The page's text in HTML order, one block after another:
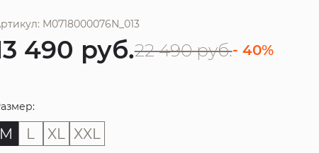
M0718000076N_013
490 руб.22 490 руб.- 40%
M L XL XXL